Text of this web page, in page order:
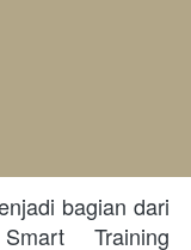
bagian dari
Training